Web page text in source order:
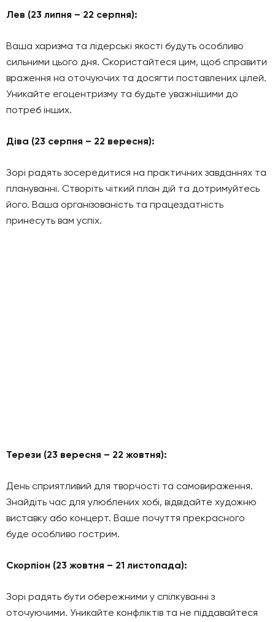
Лев (23 липня – 22 серпня):
Ваша харизма та лідерські якості будуть особливо
сильними цього дня. Скористайтеся цим, щоб справити
враження на оточуючих та досягти поставлених цілей.
Уникайте егоцентризму та будьте уважнішими до
потреб інших.
Діва (23 серпня – 22 вересня):
Зорі радять зосередитися на практичних завданнях та
плануванні. Створіть чіткий план дій та дотримуйтесь
його. Ваша організованість та працездатність
принесуть вам успіх.
Терези (23 вересня – 22 жовтня):
День сприятливий для творчості та самовираження.
Знайдіть час для улюблених хобі, відвідайте художню
виставку або концерт. Ваше почуття прекрасного
буде особливо гострим.
Скорпіон (23 жовтня – 21 листопада):
Зорі радять бути обережними у спілкуванні з
оточуючими. Уникайте конфліктів та не піддавайтеся